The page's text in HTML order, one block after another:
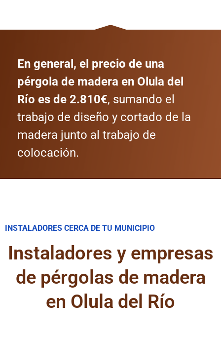
En general, el precio de una
pérgola de madera en Olula del
Río es de 2.810€, sumando el
trabajo de diseño y cortado de la
madera junto al trabajo de
colocación.
INSTALADORES CERCA DE TU MUNICIPIO
Instaladores y empresas
de pérgolas de madera
en Olula del Río